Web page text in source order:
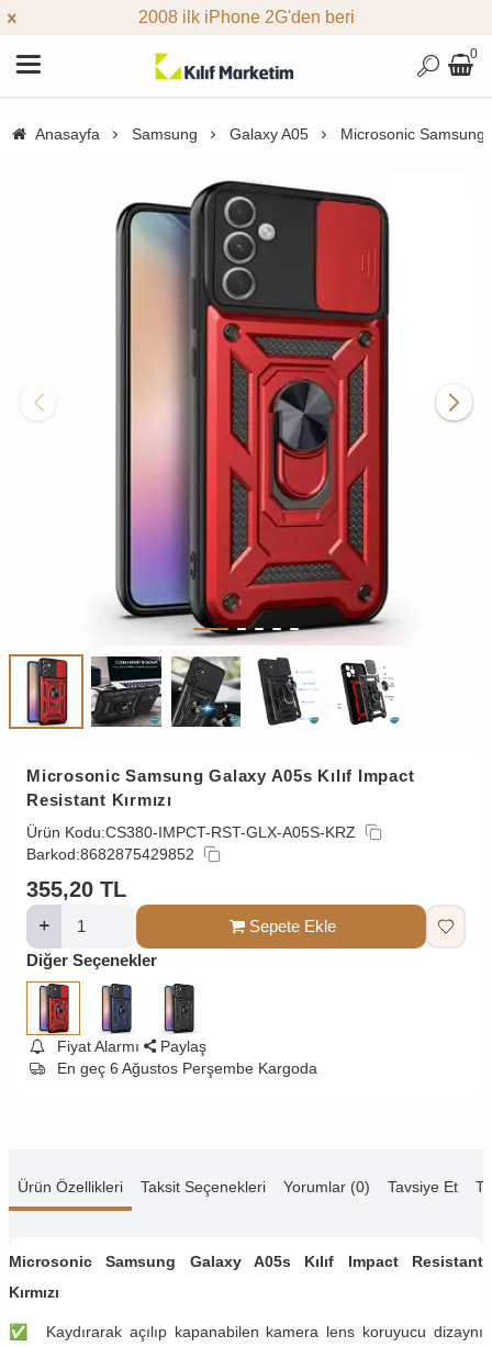
2008 ilk iPhone 2G'den beri
0
Anasayfa Samsung Galaxy A05 Microsonic Samsung
Microsonic Samsung Galaxy A05s Kılıf Impact
Resistant Kırmızı
Ürün Kodu:CS380-IMPCT-RST-GLX-A05S-KRZ
Barkod:8682875429852
355,20 TL
Sepete Ekle
Diğer Seçenekler
Fiyat Alarmı
Paylaş
En geç 6 Ağustos Perşembe Kargoda
Ürün Özellikleri Taksit Seçenekleri Yorumlar (0) Tavsiye Et
Microsonic Samsung Galaxy A05s Kılıf Impact Resistant
Kırmızı
✅ Kaydırarak açılıp kapanabilen kamera lens koruyucu dizaynı